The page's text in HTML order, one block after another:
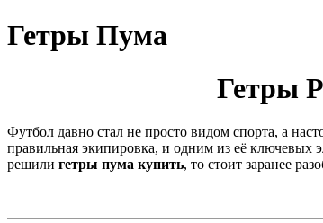
Гетры Пума
Гетры
Футбол давно стал не просто видом спорта, а
правильная экипировка, и одним из её ключевых
решили гетры пума купить, то стоит заранее